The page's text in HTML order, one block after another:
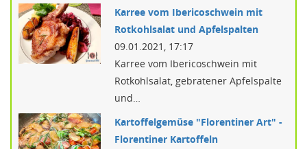
Karree vom Ibericoschwein mit
Rotkohlsalat und Apfelspalten
09.01.2021, 17:17
Karree vom Ibericoschwein mit
Rotkohlsalat, gebratener Apfelspalte
und…
Kartoffelgemüse "Florentiner Art" -
Florentiner Kartoffeln